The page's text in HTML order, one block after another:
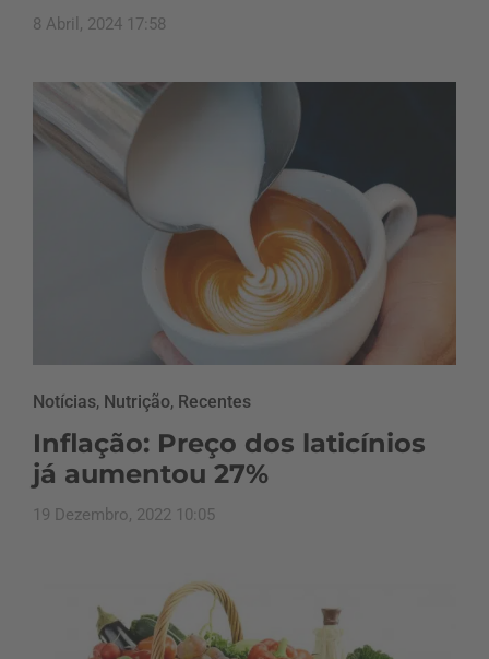
8 Abril, 2024 17:58
Notícias, Nutrição, Recentes
Inflação: Preço dos laticínios
já aumentou 27%
19 Dezembro, 2022 10:05